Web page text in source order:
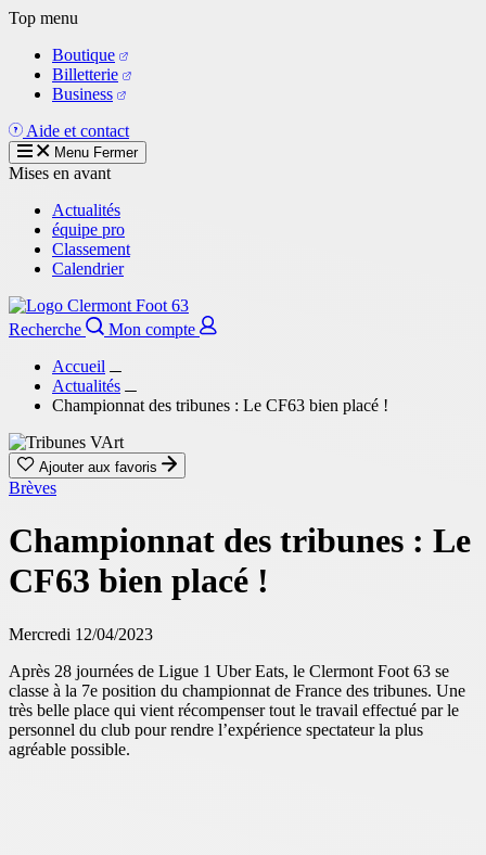
Aller
contenu
principal
Top menu
Boutique
Billetterie
Business
Aide et contact
Menu Fermer
Mises en avant
Actualités
équipe pro
Classement
Calendrier
Recherche
Mon compte
Accueil
Actualités
Championnat des tribunes : Le CF63 bien placé !
Ajouter aux favoris
Brèves
Championnat des tribunes : Le
CF63 bien placé !
Mercredi 12/04/2023
Après 28 journées de Ligue 1 UberEats, le Clermont Foot 63 se
classe à la 7e position du championnat de France des tribunes. Une
très belle place qui vient récompenser tout le travail effectué parle
personnel du club pour rendre l’expérience spectateurla plus
agréable possible.